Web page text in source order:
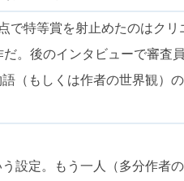
特等賞を射止めたのはク
。後のインタビューで審
（もしくは作者の世界観）
設定。もう一人（多分作者